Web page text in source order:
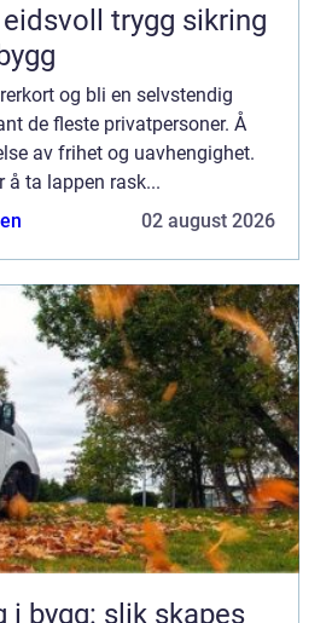
sikring
og bli en selvstendig
de fleste privatpersoner. Å
av frihet og uavhengighet.
å ta lappen rask...
02 august 2026
i bygg: slik skapes